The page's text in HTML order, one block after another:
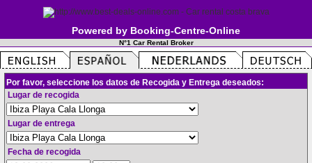
Powered by Booking-Centre-Online
N°1 Car Rental Broker
Por favor, seleccione los datos de Recogida y Entrega deseados:
Lugar de recogida
Lugar de entrega
Fecha de recogida